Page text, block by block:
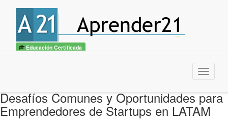
Educación Certificada
Menu
Desafíos Comunes y Oportunidades para
Emprendedores de Startups en LATAM